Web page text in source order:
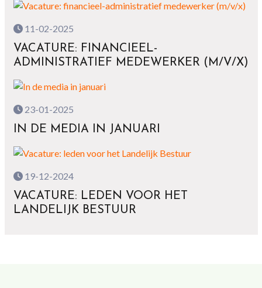
11-02-2025
VACATURE: FINANCIEEL-
ADMINISTRATIEF MEDEWERKER (M/V/X)
23-01-2025
IN DE MEDIA IN JANUARI
19-12-2024
VACATURE: LEDEN VOOR HET
LANDELIJK BESTUUR